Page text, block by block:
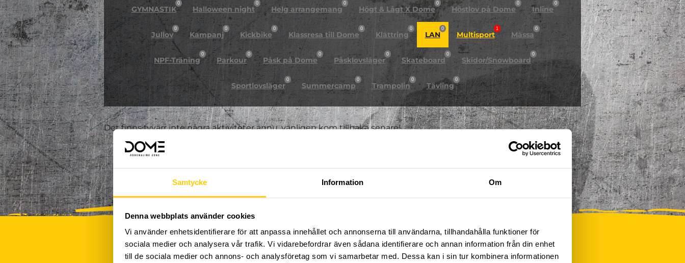
Samtycke Information Om
Denna webbplats använder cookies
Vi använder enhetsidentifierare för att anpassa innehållet och annonserna till användarna, tillhandahålla funktioner för
sociala medier och analysera vår trafik. Vi vidarebefordrar även sådana identifierare och annan information från din enhet
till de sociala medier och annons- och analysföretag som vi samarbetar med. Dessa kan i sin tur kombinera informationen
GYMNASTIK
0
Halloween night
0
Helg arrangemang
0
Högt & Lågt X Dome
0
Höstlov på Dome
0
Inline
0
Jullov
0
Kampanj
0
Kickbike
0
Klassresa till Dome
0
Klättring
0
LAN
0
Multisport
1
Mässa
0
NPF-Träning
0
Parkour
0
Påsk på Dome
0
Påsklovsläger
0
Skateboard
0
Skidor/Snowboard
0
Sportlovsläger
0
Summercamp
0
Trampolin
0
Tävling
0
Det finns tyvärr inte några aktiviteter ännu, vänligen kom tillbaka senare!